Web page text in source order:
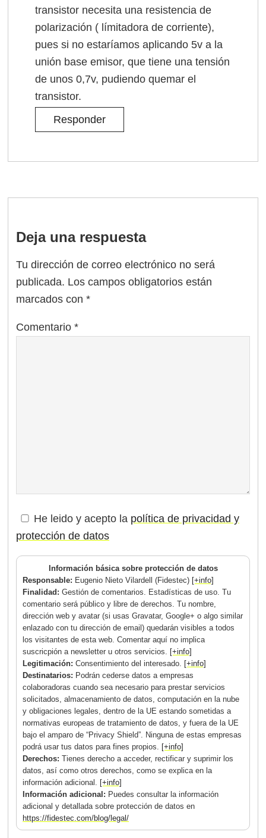
transistor necesita una resistencia de
polarización ( límitadora de corriente),
pues si no estaríamos aplicando 5v a la
unión base emisor, que tiene una tensión
de unos 0,7v, pudiendo quemar el
transistor.
Responder
Deja una respuesta
Tu dirección de correo electrónico no será
publicada. Los campos obligatorios están
marcados con*
Comentario*
He leido y acepto la política de privacidad y
protección de datos
Información básica sobre protección de datos
Responsable: Eugenio Nieto Vilardell (Fidestec) [+info]
Finalidad:Gestión de comentarios. Estadísticas de uso. Tu
comentario será público y libre de derechos. Tu nombre,
dirección web y avatar (si usas Gravatar, Google+ o algo similar
enlazado con tu dirección de email) quedarán visibles a todos
los visitantes de esta web. Comentar aquí no implica
suscricpión a newsletter u otros servicios. [+info]
Legitimación:Consentimiento del interesado. [+info]
Destinatarios: Podrán cederse datos a empresas
colaboradoras cuando sea necesario para prestar servicios
solicitados, almacenamiento de datos, computación en la nube
y obligaciones legales, dentro de la UE estando sometidas a
normativas europeas de tratamiento de datos, y fuera de la UE
bajo el amparo de “Privacy Shield”. Ninguna de estas empresas
podrá usar tus datos para fines propios. [+info]
Derechos:Tienes derecho a acceder, rectificar y suprimir los
datos, así como otros derechos, como se explica en la
información adicional. [+info]
Información adicional: Puedes consultar la información
adicional y detallada sobre protección de datos en
https://fidestec.com/blog/legal/